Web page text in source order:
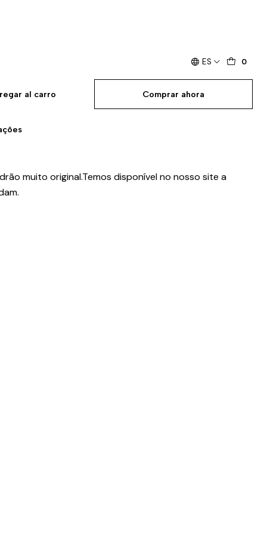
ES 0
al carro Comprar ahora
muito original.Temos disponível no nosso site a